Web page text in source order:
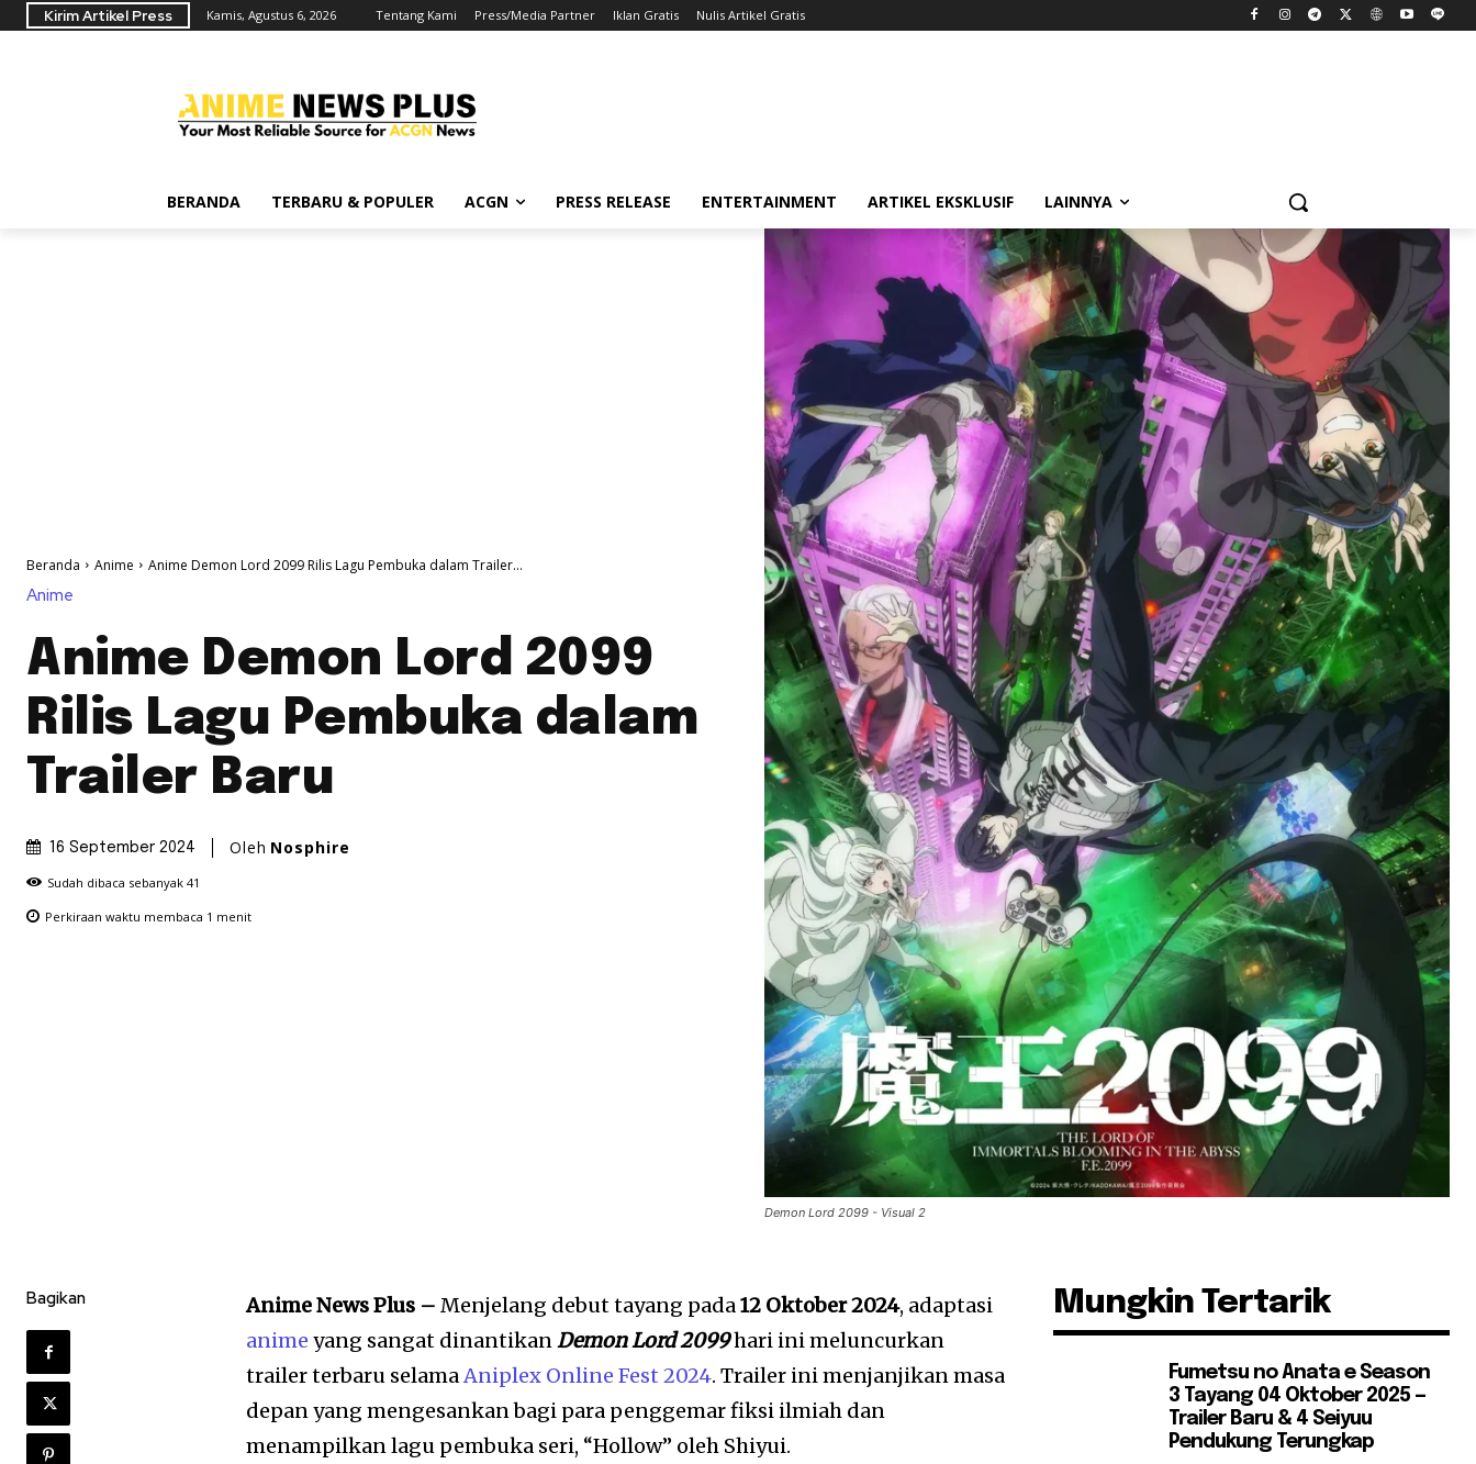
Kirim Artikel Press Kamis, Agustus 6, 2026 Tentang Kami Press/Media Partner Iklan Gratis Nulis Artikel Gratis
BERANDA TERBARU & POPULER ACGN PRESS RELEASE ENTERTAINMENT ARTIKEL EKSKLUSIF LAINNYA
Beranda Anime Anime Demon Lord 2099 Rilis Lagu Pembuka dalam Trailer...
Anime
Anime Demon Lord 2099
Rilis Lagu Pembuka dalam
Trailer Baru
16 September 2024 Oleh Nosphire
Sudah dibaca sebanyak 41
Perkiraan waktu membaca 1 menit
Demon Lord 2099 - Visual 2
Bagikan Anime News Plus –Menjelang debut tayang pada12 Oktober 2024, adaptasi
animeyang sangat dinantikanDemon Lord 2099hari ini meluncurkan
trailer terbaru selamaAniplex Online Fest 2024. Trailer ini menjanjikan masa
depan yang mengesankan bagi para penggemar fiksi ilmiah dan
menampilkan lagu pembuka seri, “Hollow” oleh Shiyui.
Mungkin Tertarik
Fumetsu no Anata e Season
3 Tayang 04 Oktober 2025 —
Trailer Baru & 4 Seiyuu
Pendukung Terungkap